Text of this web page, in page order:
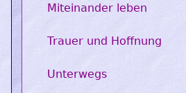
Miteinander leben
Trauer und Hoffnung
Unterwegs